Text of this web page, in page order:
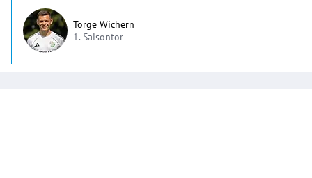
Torge Wichern
1. Saisontor